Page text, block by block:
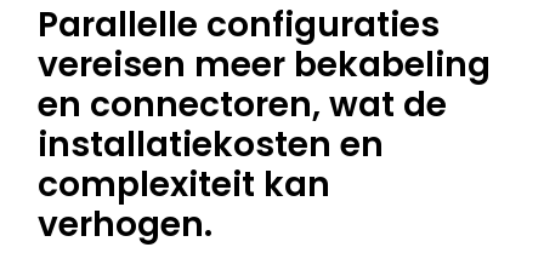
Parallelle configuraties
vereisen meer bekabeling
en connectoren, wat de
installatiekosten en
complexiteit kan
verhogen.